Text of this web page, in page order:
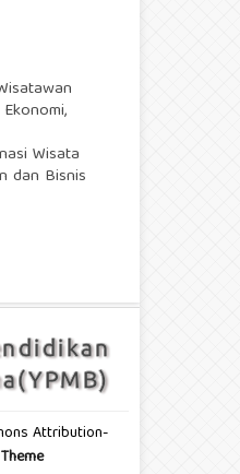
Wisata
dan Bisnis
Attribution-